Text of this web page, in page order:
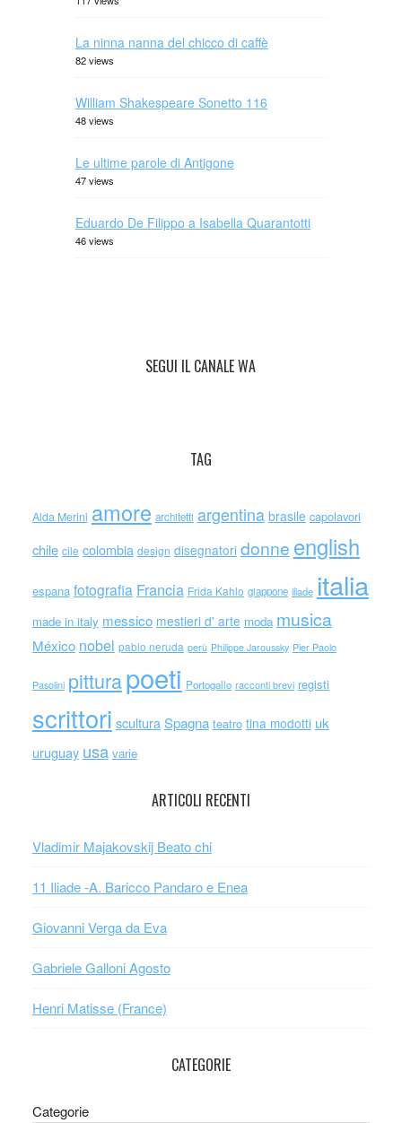
La ninna nanna del chicco di caffè
82 views
William Shakespeare Sonetto 116
48 views
Le ultime parole di Antigone
47 views
Eduardo De Filippo a Isabella Quarantotti
46 views
SEGUI IL CANALE WA
TAG
Alda Merini amore architetti argentina brasile capolavori
chile cile colombia design disegnatori donne english
espana fotografia Francia Frida Kahlo giappone iliade italia
made in italy messico mestieri d' arte moda musica
México nobel pablo neruda perù Philippe Jaroussky Pier Paolo
Pasolini pitturapoeti Portogallo racconti brevi registi
scrittori scultura Spagna teatro tina modotti uk
uruguay usa varie
ARTICOLI RECENTI
Vladimir Majakovskij Beato chi
11 Iliade -A. Baricco Pandaro e Enea
Giovanni Verga da Eva
Gabriele Galloni Agosto
Henri Matisse (France)
CATEGORIE
Categorie